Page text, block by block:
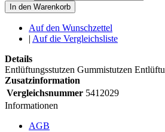
In den Warenkorb
Auf den Wunschzettel
| Auf die Vergleichsliste
Details
Entlüftungsstutzen Gummistutzen
Zusatzinformation
Vergleichsnummer 5412029
Informationen
AGB